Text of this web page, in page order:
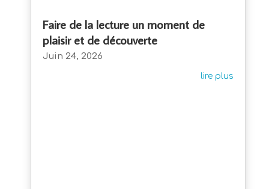
Faire de la lecture un moment de
plaisir et de découverte
Juin 24, 2026
lire plus